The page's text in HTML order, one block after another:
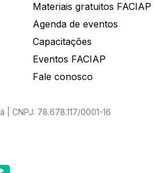
Materiais gratuitos FACIAP
Agenda de eventos
Capacitações
Eventos FACIAP
Fale conosco
| CNPJ: 78.678.117/0001-16